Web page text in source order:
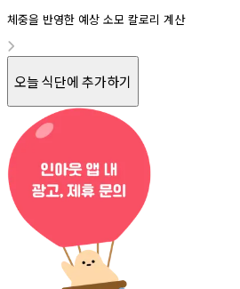
체중을 반영한 예상 소모 칼로리 계산
오늘 식단에 추가하기